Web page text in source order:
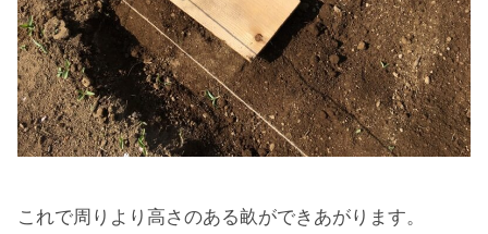
これで周りより高さのある畝ができあがります。